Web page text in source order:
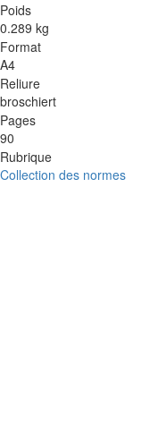
Poids
0.289 kg
Format
A4
Reliure
broschiert
Pages
90
Rubrique
Collection des normes